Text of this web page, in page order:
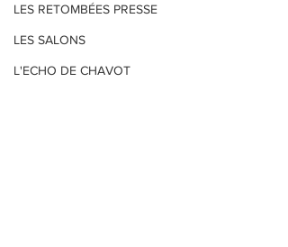
LES RETOMBÉES PRESSE
LES SALONS
L'ECHO DE CHAVOT